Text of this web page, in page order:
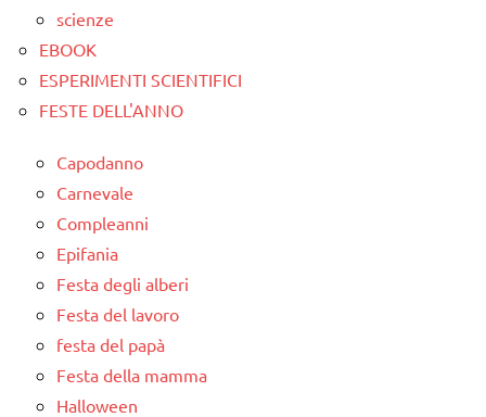
scienze
EBOOK
ESPERIMENTI SCIENTIFICI
FESTE DELL'ANNO
Capodanno
Carnevale
Compleanni
Epifania
Festa degli alberi
Festa del lavoro
festa del papà
Festa della mamma
Halloween